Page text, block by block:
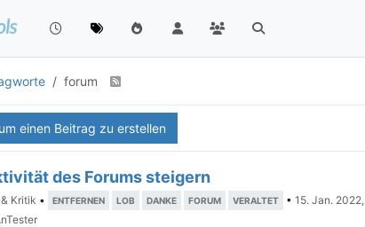
forum
einen Beitrag zu erstellen
des Forums steigern
Kritik • ENTFERNEN LOB DANKE FORUM VERALTET • 15. Jan. 2022,